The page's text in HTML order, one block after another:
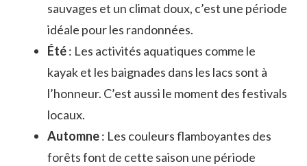
sauvages et un climat doux, c’est une période
idéale pour les randonnées.
Été: Les activités aquatiques comme le
kayak et les baignades dans les lacs sont à
l’honneur. C’est aussi le moment des festivals
locaux.
Automne: Les couleurs flamboyantes des
forêts font de cette saison une période